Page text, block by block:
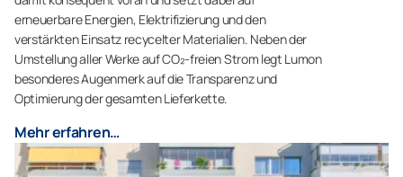
erneuerbare Energien, Elektrifizierung und den
verstärkten Einsatz recycelter Materialien. Neben der
Umstellung aller Werke auf CO₂-freien Strom legt Lumon
besonderes Augenmerk auf die Transparenz und
Optimierung der gesamten Lieferkette.
Mehr erfahren…